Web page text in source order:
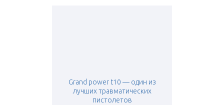
Grand power t10 — один из
лучших травматических
пистолетов